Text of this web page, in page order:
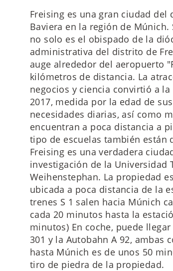
Freising es una gran ciudad
Baviera en la región de
no solo es el obispado de la
administrativa del distrito de
auge alrededor del aeropuerto
kilómetros de distancia. La
negocios y ciencia convirtió a
2017, medida por la edad de
necesidades diarias, así como
encuentran a poca distancia a
tipo de escuelas también están
Freising es una verdadera
investigación de la Universidad
Weihenstephan. La propiedad
ubicada a poca distancia de la
trenes S 1 salen hacia Múnich
cada 20 minutos hasta la
minutos) En coche, puede
301 y la Autobahn A 92, ambas
hasta Múnich es de unos 50
tiro de piedra de la propiedad.